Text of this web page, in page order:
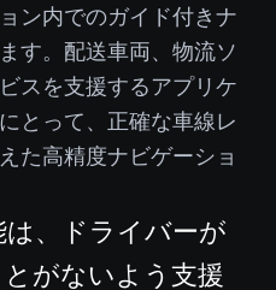
ン内でのガイド付きナ
す。配送車両、物流ソ
スを支援するアプリケ
とって、正確な車線レ
た高精度ナビゲーショ
は、ドライバーが
がないよう支援